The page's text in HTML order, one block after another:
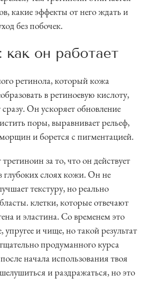
какие эффекты от него ждать и
без побочек.
как он работает
ретинола, который кожа
в ретиноевую кислоту,
Он ускоряет обновление
поры, выравнивает рельеф,
и борется с пигментацией.
за то, что он действует
глубоких слоях кожи. Он не
текстуру, но реально
клетки, которые отвечают
и эластина. Со временем это
упругее и чище, но такой результат
продуманного курса
начала использования твоя
и раздражаться, но это